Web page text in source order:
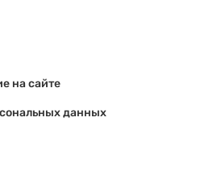
на сайте
данных